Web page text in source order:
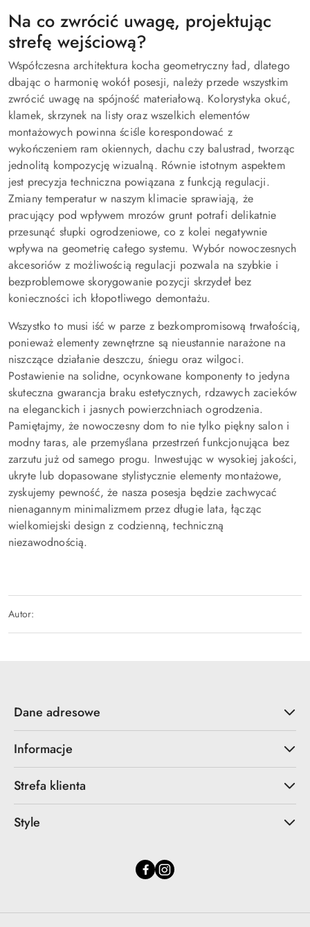
Na co zwrócić uwagę, projektując
strefę wejściową?
Współczesna architektura kocha geometryczny ład, dlatego
dbając o harmonię wokół posesji, należy przede wszystkim
zwrócić uwagę na spójność materiałową. Kolorystyka okuć,
klamek, skrzynek na listy oraz wszelkich elementów
montażowych powinna ściśle korespondować z
wykończeniem ram okiennych, dachu czy balustrad, tworząc
jednolitą kompozycję wizualną. Równie istotnym aspektem
jest precyzja techniczna powiązana z funkcją regulacji.
Zmiany temperatur w naszym klimacie sprawiają, że
pracujący pod wpływem mrozów grunt potrafi delikatnie
przesunąć słupki ogrodzeniowe, co z kolei negatywnie
wpływa na geometrię całego systemu. Wybór nowoczesnych
akcesoriów z możliwością regulacji pozwala na szybkie i
bezproblemowe skorygowanie pozycji skrzydeł bez
konieczności ich kłopotliwego demontażu.
Wszystko to musi iść w parze z bezkompromisową trwałością,
ponieważ elementy zewnętrzne są nieustannie narażone na
niszczące działanie deszczu, śniegu oraz wilgoci.
Postawienie na solidne, ocynkowane komponenty to jedyna
skuteczna gwarancja braku estetycznych, rdzawych zacieków
na eleganckich i jasnych powierzchniach ogrodzenia.
Pamiętajmy, że nowoczesny dom to nie tylko piękny salon i
modny taras, ale przemyślana przestrzeń funkcjonująca bez
zarzutu już od samego progu. Inwestując w wysokiej jakości,
ukryte lub dopasowane stylistycznie elementy montażowe,
zyskujemy pewność, że nasza posesja będzie zachwycać
nienagannym minimalizmem przez długie lata, łącząc
wielkomiejski design z codzienną, techniczną
niezawodnością.
Autor:
Dane adresowe
Informacje
Strefa klienta
Style